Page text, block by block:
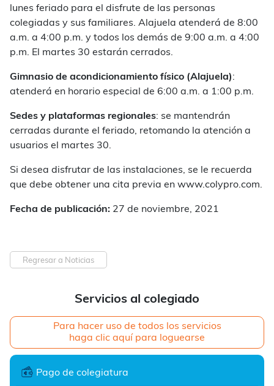
Servicios al colegiado
Para hacer uso de todos los servicios
haga clic aquí para loguearse
Pago de colegiatura
lunes feriado para el disfrute de las personas
colegiadas y sus familiares. Alajuela atenderá de 8:00
a.m. a 4:00 p.m. y todos los demás de 9:00 a.m. a 4:00
p.m. El martes 30 estarán cerrados.
Gimnasio de acondicionamiento físico (Alajuela):
atenderá en horario especial de 6:00 a.m. a 1:00 p.m.
Sedes y plataformas regionales: se mantendrán
cerradas durante el feriado, retomando la atención a
usuarios el martes 30.
Si desea disfrutar de las instalaciones, se le recuerda
que debe obtener una cita previa en www.colypro.com.
Fecha de publicación: 27 de noviembre, 2021
Regresar a Noticias